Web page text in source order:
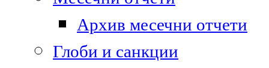
Архив месечни отчети
Глоби и санкции